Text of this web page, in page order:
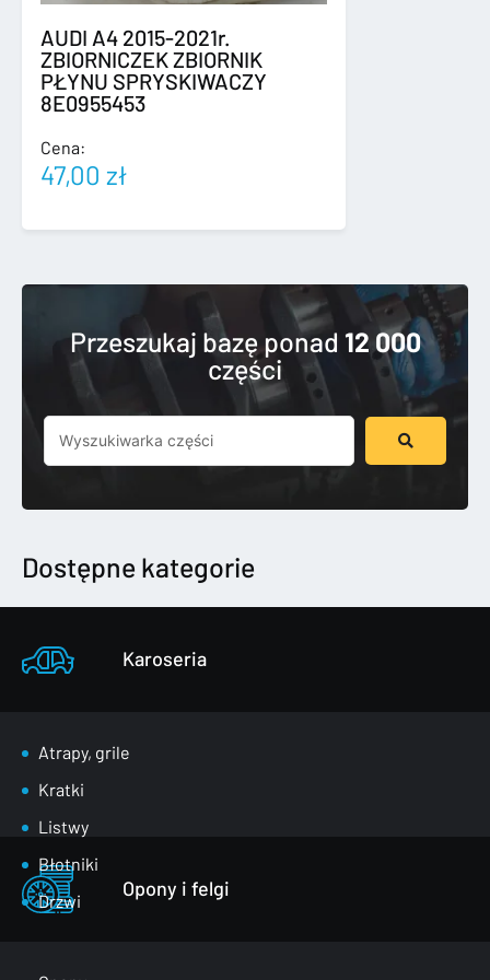
AUDI A4 2015-2021r.
ZBIORNICZEK ZBIORNIK
PŁYNU SPRYSKIWACZY
8E0955453
Cena:
47,00 zł
Przeszukaj bazę ponad 12 000
części
Szukaj
Dostępne kategorie
Karoseria
Atrapy, grile
Kratki
Listwy
Błotniki
Drzwi
Lusterka
Opony i felgi